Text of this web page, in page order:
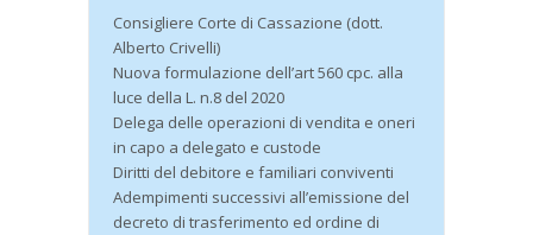
Consigliere Corte di Cassazione (dott.
Alberto Crivelli)
Nuova formulazione dell’art 560 cpc. alla
luce della L. n.8 del 2020
Delega delle operazioni di vendita e oneri
in capo a delegato e custode
Diritti del debitore e familiari conviventi
Adempimenti successivi all’emissione del
decreto di trasferimento ed ordine di